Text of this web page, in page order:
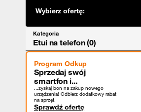
Wybierz ofertę:
Kategoria
Etui na telefon (0)
Program Odkup
Sprzedaj swój
smartfon i...
...zyskaj bon na zakup nowego
urządzenia! Odbierz dodatkowy rabat
na sprzęt.
Sprawdź ofertę